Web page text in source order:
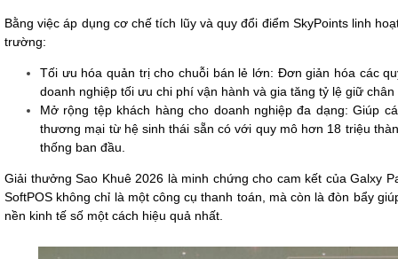
Bằng việc áp dụng cơ chế tích lũy và quy đổi điểm SkyPoints linh
trường:
Tối ưu hóa quản trị cho chuỗi bán lẻ lớn: Đơn giản hóa các
doanh nghiệp tối ưu chi phí vận hành và gia tăng tỷ lệ giữ
Mở rộng tệp khách hàng cho doanh nghiệp đa dạng: Giúp
thương mại từ hệ sinh thái sẵn có với quy mô hơn 18 triệu
thống ban đầu.
Giải thưởng Sao Khuê 2026 là minh chứng cho cam kết của Galxy
SoftPOS không chỉ là một công cụ thanh toán, mà còn là đòn bẩy
nền kinh tế số một cách hiệu quả nhất.